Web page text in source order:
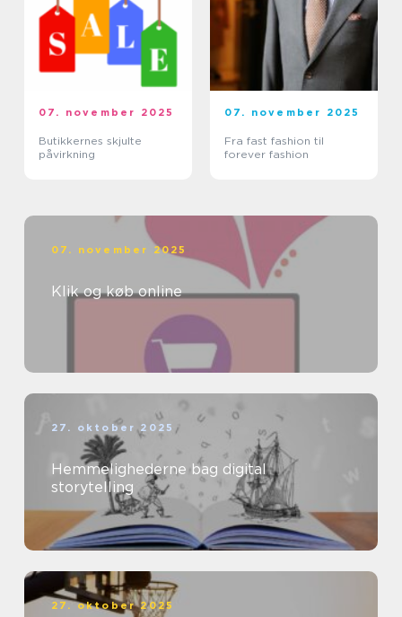
07. november 2025
Butikkernes skjulte
påvirkning
07. november 2025
Fra fast fashion til
forever fashion
07. november 2025
Klik og køb online
27. oktober 2025
Hemmelighederne bag digital
storytelling
27. oktober 2025